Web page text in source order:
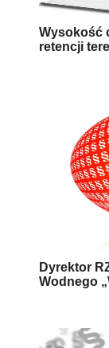
Wysokość
retencji
Dyrektor
Wodnego